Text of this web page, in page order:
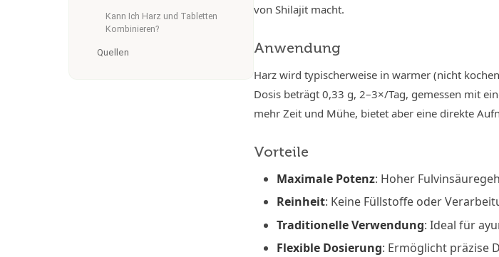
Kann Ich Harz und Tabletten
Kombinieren?
Quellen
von Shilajit macht.
Anwendung
Harz wird typischerweise in warmer (nicht
Dosis beträgt 0,33 g, 2–3×/Tag, gemessen mit
mehr Zeit und Mühe, bietet aber eine direkte
Vorteile
Maximale Potenz: Hoher
Reinheit: Keine Füllstoffe oder
Traditionelle Verwendung: Ideal für
Flexible Dosierung: Ermöglicht präzise